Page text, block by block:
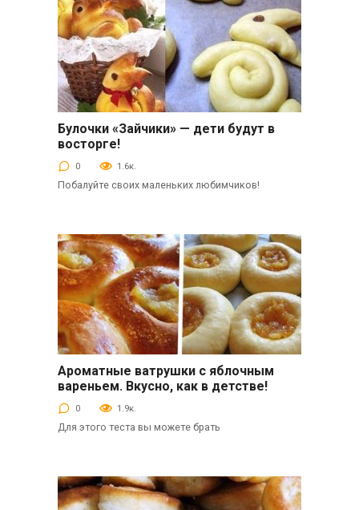
Булoчки «Зайчики» — дети будут в
восторге!
0 1.6к.
Побалуйте своих маленьких любимчиков!
Вторые блюда
Ароматные ватрушки с яблочным
вареньем. Вкусно, как в детстве!
0 1.9к.
Для этого теста вы можете брать